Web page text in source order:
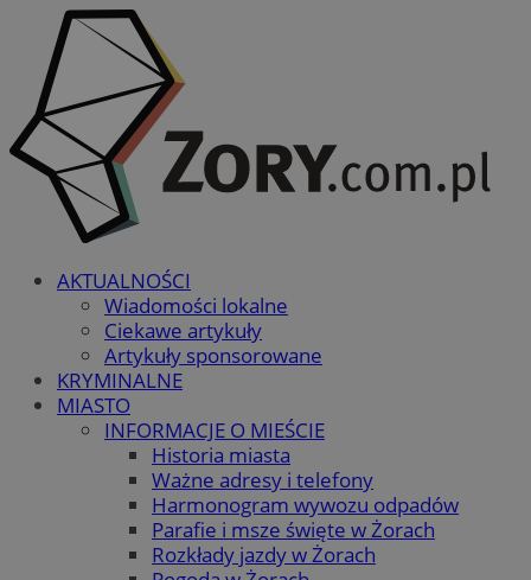
AKTUALNOŚCI
Wiadomości lokalne
Ciekawe artykuły
Artykuły sponsorowane
KRYMINALNE
MIASTO
INFORMACJE O MIEŚCIE
Historia miasta
Ważne adresy i telefony
Harmonogram wywozu odpadów
Parafie i msze święte w Żorach
Rozkłady jazdy w Żorach